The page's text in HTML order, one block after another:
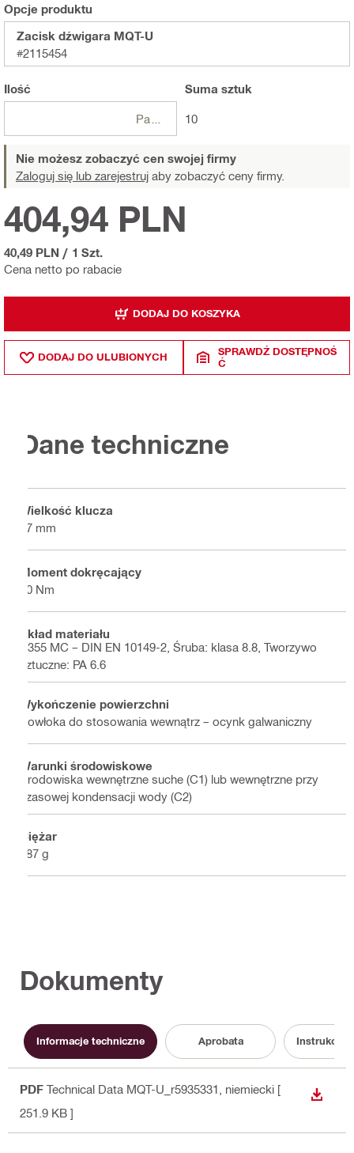
Opcje produktu
Zacisk dźwigara MQT-U
#2115454
Ilość Suma sztuk
10
Nie możesz zobaczyć cen swojej firmy
Zaloguj się lub zarejestruj aby zobaczyć ceny firmy.
Cena netto po rabacie
404,94 PLN
40,49 PLN / 1 Szt.
DODAJ DO KOSZYKA
DODAJ DO ULUBIONYCH
SPRAWDŹ DOSTĘPNOŚ
Ć
Dane techniczne
Wielkość klucza
17 mm
Moment dokręcający
20 Nm
Skład materiału
S355 MC – DIN EN 10149-2, Śruba: klasa 8.8, Tworzywo
sztuczne: PA 6.6
Wykończenie powierzchni
Powłoka do stosowania wewnątrz – ocynk galwaniczny
Warunki środowiskowe
Środowiska wewnętrzne suche (C1) lub wewnętrzne przy
czasowej kondensacji wody (C2)
Ciężar
187 g
Dokumenty
Informacje techniczne Aprobata Instrukcja
PDF Technical Data MQT-U_r5935331 , niemiecki [
251.9 KB ]